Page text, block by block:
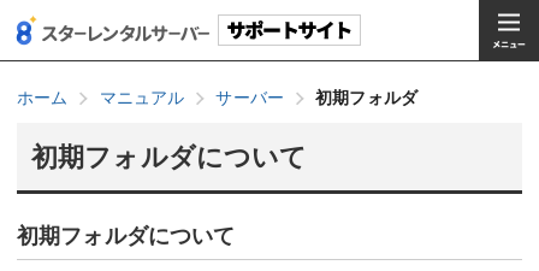
ホーム マニュアル サーバー 初期フォルダ
初期フォルダについて
初期フォルダについて